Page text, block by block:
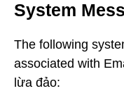
System
The following
associated with
lừa đảo: